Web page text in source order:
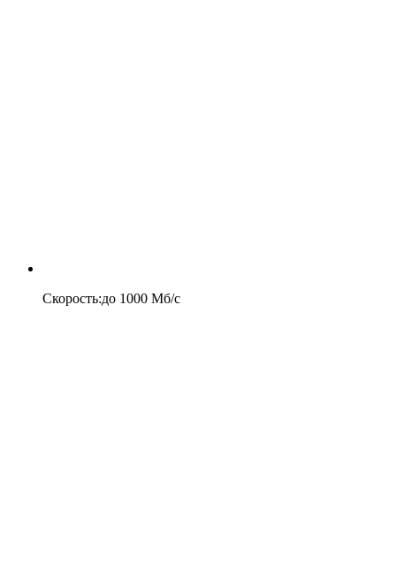
Скорость:до 1000 Мб/c